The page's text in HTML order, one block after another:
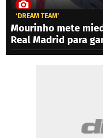
‘DREAM TEAM'
Mourinho mete
Real Madrid para